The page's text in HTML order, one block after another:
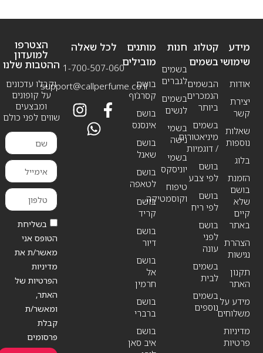
מידע
שימושי
אודות
יצירת
קשר
שאלות
נוספות
בלוג
הזמנת
בושם
שלא
קיים
באתר
הצהרת
נגישות
תקנון
האתר
מידע על
משלוחים
מדיניות
פרטיות
חנות
בשמים
לגברים
בשמים
לנשים
בשמי
נישה
בשמי
יוניסקס
טיפוח
וקוסמטיקה
קטלוג
בשמים
הבשמים
הנמכרים
ביותר
בשמים
מיניאטורים
/ דוגמיות
בושם
לפי צבע
בושם
לפי ריח
בושם
לפני
עונה
בשמים
לבית
בשמים
נוספים
מותגים
מובילים
בושם
קסרג’וף
בושם
אינסנס
בושם
שאנל
בושם
לטאפה
בושם
קריד
בושם
דיור
בושם
אל
חרמין
בושם
ברברי
בושם
איב סאן
לכל שאלה
1-700-507-060
support@callperfume.co.il
הצטרפו
למועדון
ההטבות שלנו
וקבלו עדכונים
על קופונים
ומבצעים
שווים לפני כולם
בשליחת
הטופס אני
מאשר/ת את
מדיניות
הפרטיות של
האתר,
ומאשר/ת
קבלת
פרסומים